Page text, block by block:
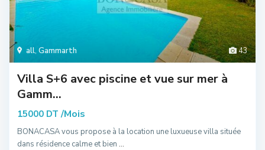
43
all, Gammarth
Villa S+6 avec piscine et vue sur mer à
Gamm...
15000 DT /Mois
BONACASA vous propose à la location une luxueuse villa située
dans résidence calme et bien ...